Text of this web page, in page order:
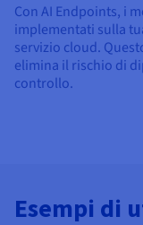
Con AI Endpoints, i
implementati sulla
servizio cloud.
elimina il rischio di
controllo.
Esempi di